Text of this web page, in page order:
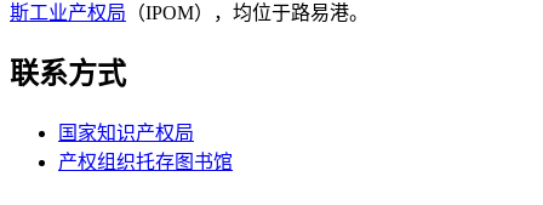
斯工业产权局 （IPOM），均位于路易港。
联系方式
国家知识产权局
产权组织托存图书馆